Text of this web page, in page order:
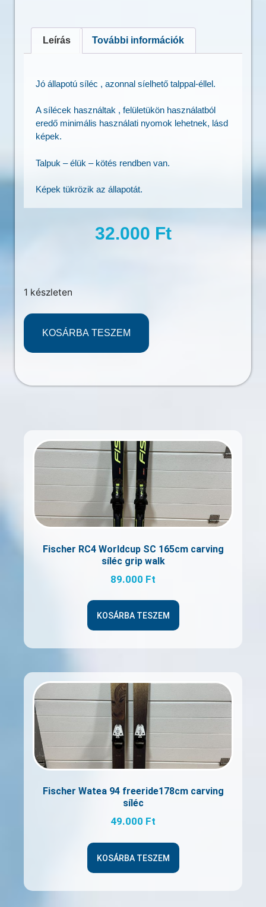
Leírás További információk
Jó állapotú síléc , azonnal síelhető talppal-éllel.
A sílécek használtak , felületükön használatból
eredő minimális használati nyomok lehetnek, lásd
képek.
Talpuk – élük – kötés rendben van.
Képek tükrözik az állapotát.
32.000 Ft
1 készleten
KOSÁRBA TESZEM
Fischer RC4 Worldcup SC 165cm carving
síléc grip walk
89.000 Ft
KOSÁRBA TESZEM
Fischer Watea 94 freeride178cm carving
síléc
49.000 Ft
KOSÁRBA TESZEM